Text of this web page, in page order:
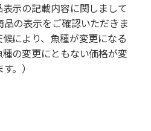
示の記載内容に関しまして
の表示をご確認いただきま
により、魚種が変更になる
の変更にともない価格が変
。）